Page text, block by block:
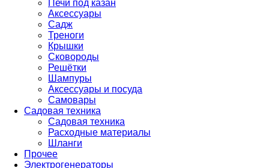
Печи под казан
Аксессуары
Садж
Треноги
Крышки
Сковороды
Решётки
Шампуры
Аксессуары и посуда
Самовары
Садовая техника
Садовая техника
Расходные материалы
Шланги
Прочее
Электрогенераторы